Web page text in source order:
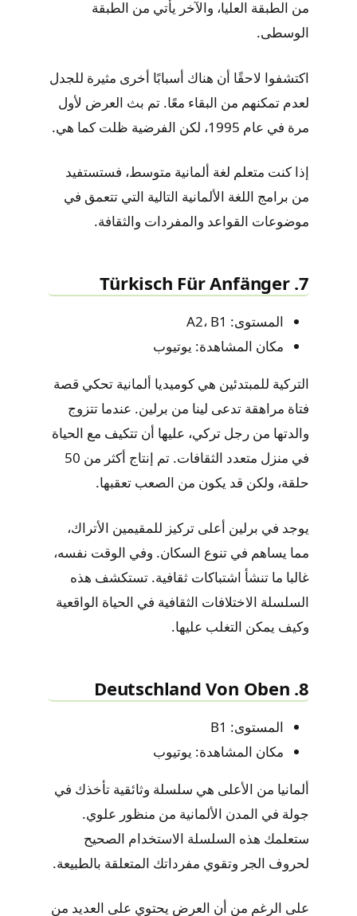
من الطبقة العليا، والآخر يأتي من الطبقة
الوسطى.
اكتشفوا لاحقًا أن هناك أسبابًا أخرى مثيرة للجدل
لعدم تمكنهم من البقاء معًا. تم بث العرض لأول
مرة في عام 1995، لكن الفرضية ظلت كما هي.
إذا كنت متعلم لغة ألمانية متوسط، فستستفيد
من برامج اللغة الألمانية التالية التي تتعمق في
موضوعات القواعد والمفردات والثقافة.
7. Türkisch Für Anfänger
المستوى: A2، B1
مكان المشاهدة: يوتيوب
التركية للمبتدئين هي كوميديا ألمانية تحكي قصة
فتاة مراهقة تدعى لينا من برلين. عندما تتزوج
والدتها من رجل تركي، عليها أن تتكيف مع الحياة
في منزل متعدد الثقافات. تم إنتاج أكثر من 50
حلقة، ولكن قد يكون من الصعب تعقبها.
يوجد في برلين أعلى تركيز للمقيمين الأتراك،
مما يساهم في تنوع السكان. وفي الوقت نفسه،
غالبا ما تنشأ اشتباكات ثقافية. تستكشف هذه
السلسلة الاختلافات الثقافية في الحياة الواقعية
وكيف يمكن التغلب عليها.
8. Deutschland Von Oben
المستوى: B1
مكان المشاهدة: يوتيوب
ألمانيا من الأعلى هي سلسلة وثائقية تأخذك في
جولة في المدن الألمانية من منظور علوي.
ستعلمك هذه السلسلة الاستخدام الصحيح
لحروف الجر وتقوي مفرداتك المتعلقة بالطبيعة.
على الرغم من أن العرض يحتوي على العديد من